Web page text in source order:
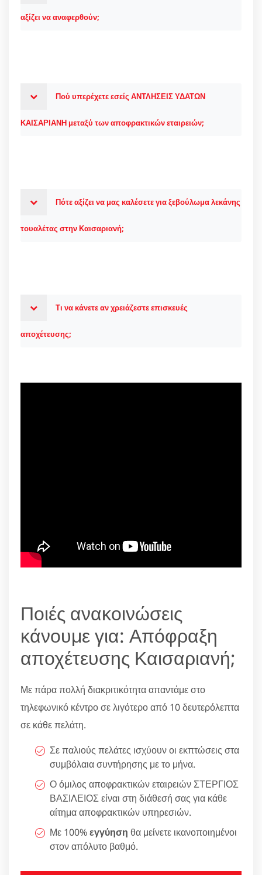
αξίζει να αναφερθούν;
Πού υπερέχετε εσείς ΑΝΤΛΗΣΕΙΣ ΥΔΑΤΩΝ
ΚΑΙΣΑΡΙΑΝΗ μεταξύ των αποφρακτικών εταιρειών;
Πότε αξίζει να μας καλέσετε για ξεβούλωμα λεκάνης
τουαλέτας στην Καισαριανή;
Τι να κάνετε αν χρειάζεστε επισκευές
αποχέτευσης;
Ποιές ανακοινώσεις
κάνουμε για: Απόφραξη
αποχέτευσης Καισαριανή;
Με πάρα πολλή διακριτικότητα απαντάμε στο
τηλεφωνικό κέντρο σε λιγότερο από 10 δευτερόλεπτα
σε κάθε πελάτη.
Σε παλιούς πελάτες ισχύουν οι εκπτώσεις στα
συμβόλαια συντήρησης με το μήνα.
Ο όμιλος αποφρακτικών εταιρειών ΣΤΕΡΓΙΟΣ
ΒΑΣΙΛΕΙΟΣ είναι στη διάθεσή σας για κάθε
αίτημα αποφρακτικών υπηρεσιών.
Με 100%εγγύηση θα μείνετε ικανοποιημένοι
στον απόλυτο βαθμό.